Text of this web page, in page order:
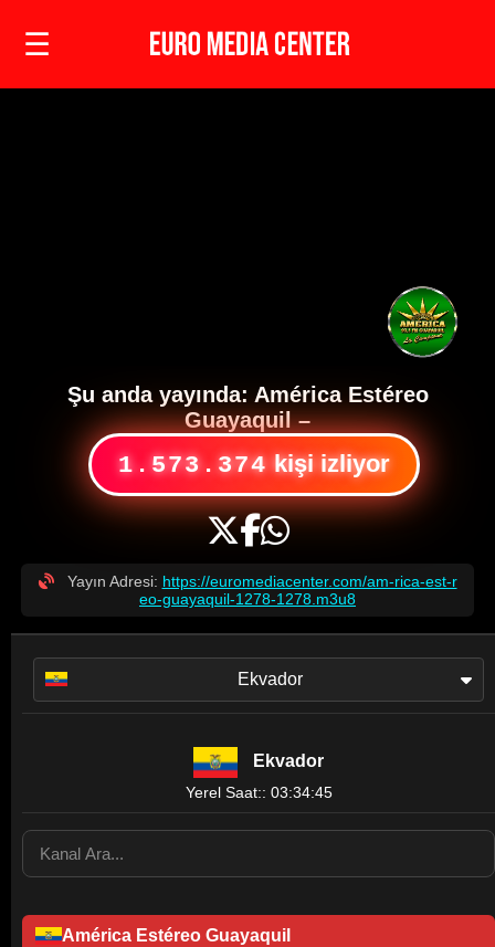
☰
Şu anda yayında: América Estéreo
Guayaquil–
1.573.374kişi izliyor
Yayın Adresi: https://euromediacenter.com/am-rica-est-r
eo-guayaquil-1278-1278.m3u8
Ekvador
Ekvador
Yerel Saat:: 03:34:45
América Estéreo Guayaquil